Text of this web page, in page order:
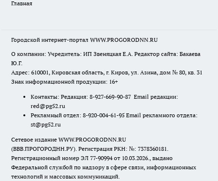
Главная
Городской интернет-портал WWW.PROGORODNN.RU
О компании: Учредитель: ИП Звеняцкая Е.А. Редактор сайта: Бакаева
Ю.Г.
Адрес: 610001, Кировская область, г. Киров, ул. Азина, дом № 80, кв. 31
Знак информационной продукции: 16+
Контакты: Редакция: 8-927-669-90-87 Email редакции:
red@pg52.ru
Рекламный отдел: 8-920-004-61-95 Email рекламного отдела:
st@pg52.ru
Сетевое издание WWW.PROGORODNN.RU
(ВВВ.ПРОГОРОДНН.РУ). Регистрация РКН: №: 7378360181.
Регистрационный номер ЭЛ 77-90994 от 10.03.2026., выдано
Федеральной службой по надзору в сфере связи, информационных
технологий и массовых коммуникаций.